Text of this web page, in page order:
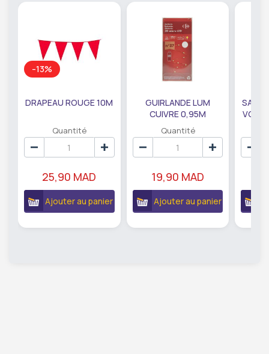
-13%
DRAPEAU ROUGE 10M
Quantité
25,90 MAD
Ajouter au panier
GUIRLANDE LUM
CUIVRE 0,95M
DE79207
Quantité
19,90 MAD
Ajouter au panier